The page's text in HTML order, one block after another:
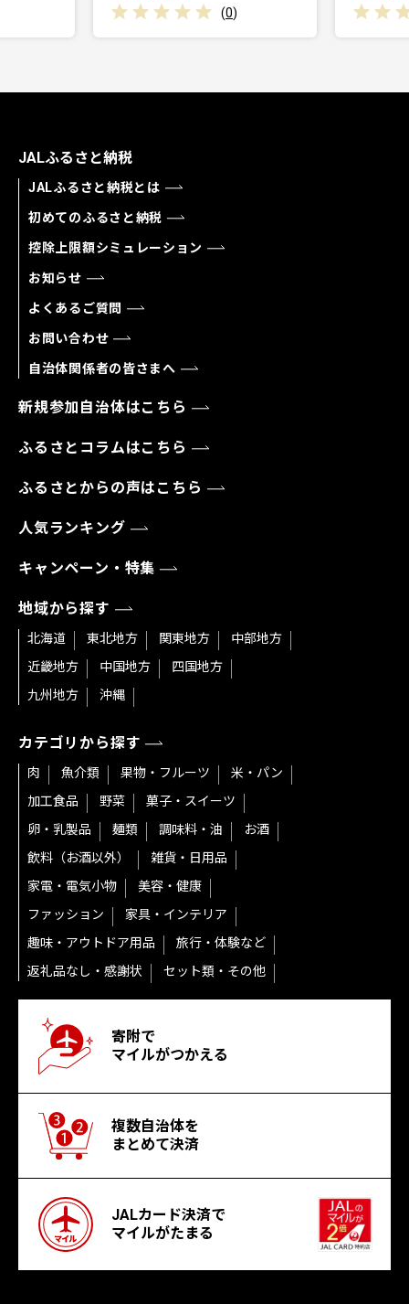
JALふるさと納税
JALふるさと納税とは
初めてのふるさと納税
控除上限額シミュレーション
お知らせ
よくあるご質問
お問い合わせ
自治体関係者の皆さまへ
新規参加自治体はこちら
ふるさとコラムはこちら
ふるさとからの声はこちら
人気ランキング
キャンペーン・特集
地域から探す
北海道 東北地方 関東地方
中部地方
近畿地方
中国地方
四国地方
九州地方
沖縄
カテゴリから探す
肉 魚介類 果物・フルーツ
米・パン
加工食品
野菜
菓子・スイーツ
卵・乳製品
麺類 調味料・油
お酒
飲料（お酒以外）
雑貨・日用品
家電・電気小物
美容・健康
ファッション
家具・インテリア
趣味・アウトドア用品
旅行・体験など
返礼品なし・感謝状
セット類・その他
寄附で
マイルがつかえる
複数自治体を
まとめて決済
JALカード決済で
マイルがたまる